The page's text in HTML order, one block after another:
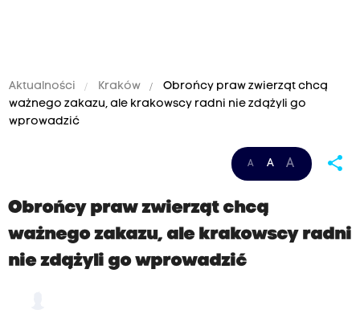
Aktualności Kraków
Obrońcy praw zwierząt chcą
ważnego zakazu, ale krakowscy radni nie zdążyli go
wprowadzić
A A A share
Obrońcy praw zwierząt chcą
ważnego zakazu, ale krakowscy radni
nie zdążyli go wprowadzić